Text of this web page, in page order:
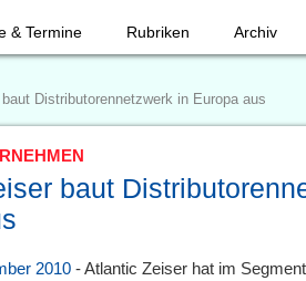
& Termine Rubriken Archiv
Distributorennetzwerk in Europa aus
baut
2010 - Atlantic Zeiser hat im